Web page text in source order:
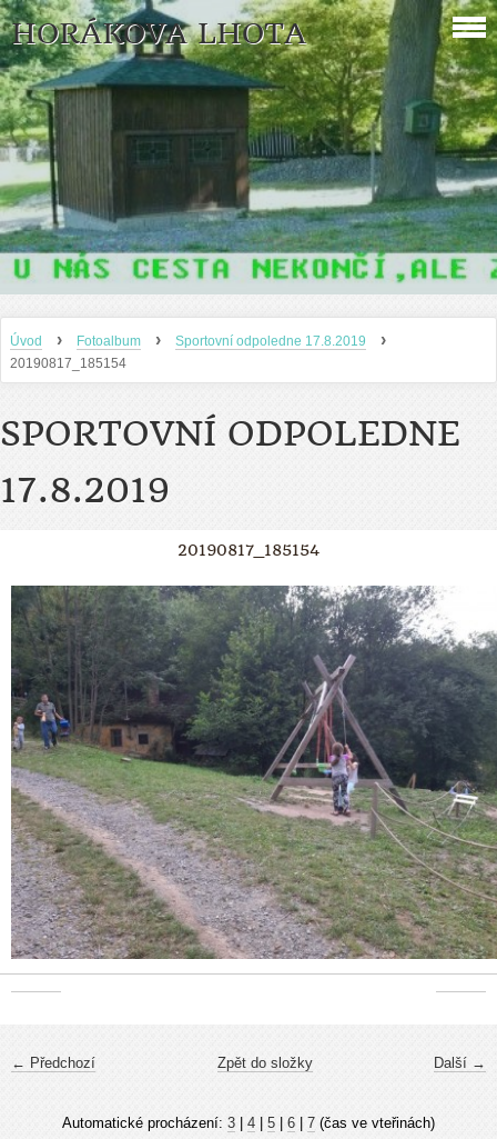
HORÁKOVA LHOTA
Úvod › Fotoalbum › Sportovní odpoledne 17.8.2019 ›
20190817_185154
SPORTOVNÍ ODPOLEDNE
17.8.2019
20190817_185154
← Předchozí Další →
Zpět do složky
Automatické procházení: 3 4 5 6 7 (čas ve vteřinách)